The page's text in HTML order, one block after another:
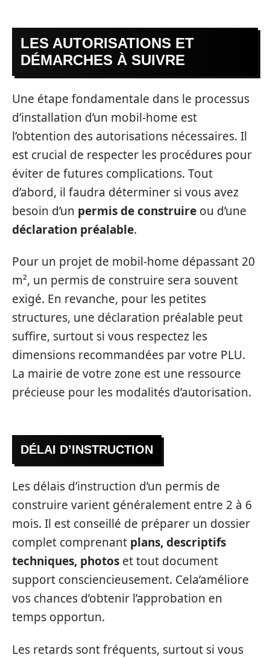
LES AUTORISATIONS ET
DÉMARCHES À SUIVRE
Une étape fondamentale dans le processus
d’installation d’un mobil-home est
l’obtention des autorisations nécessaires. Il
est crucial de respecter les procédures pour
éviter de futures complications. Tout
d’abord, il faudra déterminer si vous avez
besoin d’un permis de construire ou d’une
déclaration préalable.
Pour un projet de mobil-home dépassant 20
m², un permis de construire sera souvent
exigé. En revanche, pour les petites
structures, une déclaration préalable peut
suffire, surtout si vous respectez les
dimensions recommandées par votre PLU.
La mairie de votre zone est une ressource
précieuse pour les modalités d’autorisation.
DÉLAI D’INSTRUCTION
Les délais d’instruction d’un permis de
construire varient généralement entre 2 à 6
mois. Il est conseillé de préparer un dossier
complet comprenant plans, descriptifs
techniques, photos et tout document
support consciencieusement. Cela’améliore
vos chances d’obtenir l’approbation en
temps opportun.
Les retards sont fréquents, surtout si vous